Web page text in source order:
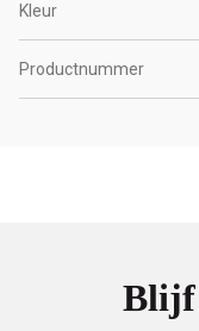
Kleur
Productnummer
Blijf